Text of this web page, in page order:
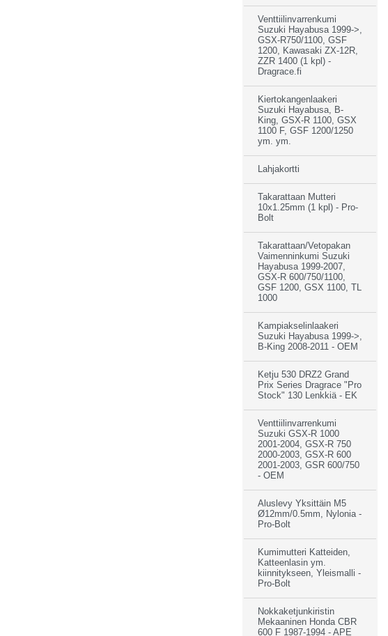
Venttiilinvarrenkumi
Suzuki Hayabusa 1999->,
GSX-R750/1100, GSF
1200, Kawasaki ZX-12R,
ZZR 1400 (1 kpl) -
Dragrace.fi
Kiertokangenlaakeri
Suzuki Hayabusa, B-
King, GSX-R 1100, GSX
1100 F, GSF 1200/1250
ym. ym.
Lahjakortti
Takarattaan Mutteri
10x1.25mm (1 kpl) - Pro-
Bolt
Takarattaan/Vetopakan
Vaimenninkumi Suzuki
Hayabusa 1999-2007,
GSX-R 600/750/1100,
GSF 1200, GSX 1100, TL
1000
Kampiakselinlaakeri
Suzuki Hayabusa 1999->,
B-King 2008-2011 - OEM
Ketju 530 DRZ2 Grand
Prix Series Dragrace "Pro
Stock" 130 Lenkkiä - EK
Venttiilinvarrenkumi
Suzuki GSX-R 1000
2001-2004, GSX-R 750
2000-2003, GSX-R 600
2001-2003, GSR 600/750
- OEM
Aluslevy Yksittäin M5
Ø12mm/0.5mm, Nylonia -
Pro-Bolt
Kumimutteri Katteiden,
Katteenlasin ym.
kiinnitykseen, Yleismalli -
Pro-Bolt
Nokkaketjunkiristin
Mekaaninen Honda CBR
600 F 1987-1994 - APE